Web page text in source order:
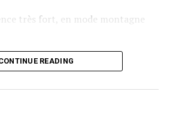
très fort, en mode montagne
si les deux finalistes ne se décident pas !
READING